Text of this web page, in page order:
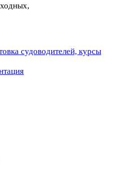
судоводителей, курсы